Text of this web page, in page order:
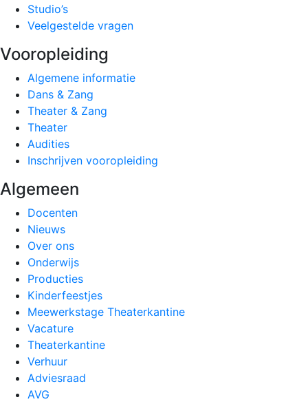
Studio’s
Veelgestelde vragen
Vooropleiding
Algemene informatie
Dans & Zang
Theater & Zang
Theater
Audities
Inschrijven vooropleiding
Algemeen
Docenten
Nieuws
Over ons
Onderwijs
Producties
Kinderfeestjes
Meewerkstage Theaterkantine
Vacature
Theaterkantine
Verhuur
Adviesraad
AVG